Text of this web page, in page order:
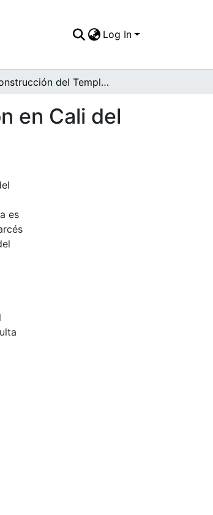
Log In
Construcción del Templete con motivo de la celebración en Cali del Congreso Eucarístico Bolivariano
en Cali del
es